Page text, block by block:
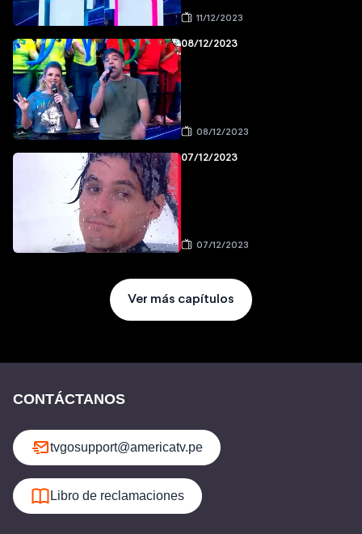
11/12/2023
08/12/2023
08/12/2023
07/12/2023
07/12/2023
Ver más capítulos
CONTÁCTANOS
tvgosupport@americatv.pe
Libro de reclamaciones